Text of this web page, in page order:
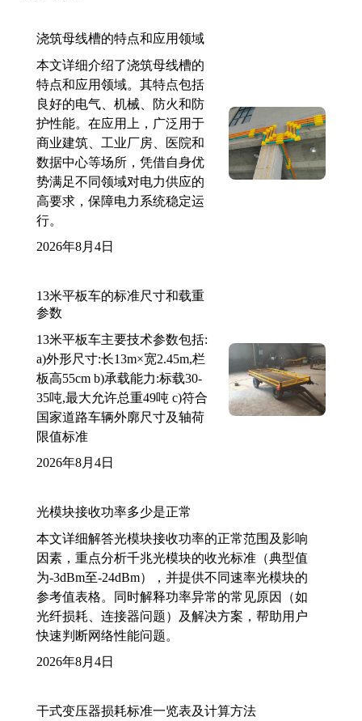
浇筑母线槽的特点和应用领域
本文详细介绍了浇筑母线槽的
特点和应用领域。其特点包括
良好的电气、机械、防火和防
护性能。在应用上，广泛用于
商业建筑、工业厂房、医院和
数据中心等场所，凭借自身优
势满足不同领域对电力供应的
高要求，保障电力系统稳定运
行。
2026年8月4日
13米平板车的标准尺寸和载重
参数
13米平板车主要技术参数包括:
a)外形尺寸:长13m×宽2.45m,栏
板高55cm b)承载能力:标载30-
35吨,最大允许总重49吨 c)符合
国家道路车辆外廓尺寸及轴荷
限值标准
2026年8月4日
光模块接收功率多少是正常
本文详细解答光模块接收功率的正常范围及影响
因素，重点分析千兆光模块的收光标准（典型值
为-3dBm至-24dBm），并提供不同速率光模块的
参考值表格。同时解释功率异常的常见原因（如
光纤损耗、连接器问题）及解决方案，帮助用户
快速判断网络性能问题。
2026年8月4日
干式变压器损耗标准一览表及计算方法